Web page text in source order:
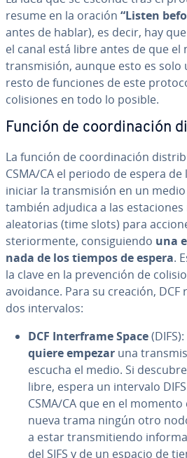
resume en la oración “Listen
antes de hablar), es decir, hay
el canal está libre antes de que el
tra­n­s­mi­sión, aunque esto es solo
resto de funciones de este
co­li­sio­nes en todo lo posible.
Función de coor­di­na­ción
La función de coor­di­na­ción
CSMA/CA el periodo de espera
iniciar la tra­n­s­mi­sión en un medio
también adjudica a las
alea­to­rias (time slots) para
s­te­rio­r­me­n­te, co­n­si­guie­n­do una
na­da de los tiempos de espera.
la clave en la pre­ve­n­ción de
avoidance. Para su creación,
dos in­te­r­va­los:
DCF In­te­r­fra­me Space
quiere empezar una
escucha el medio. Si
libre, espera un intervalo
CSMA/CA que en el
nueva trama ningún otro
a estar tra­n­s­mi­tie­n­do
del SIFS y de un espacio de